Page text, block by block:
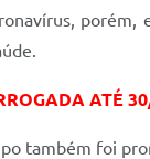
porém,
ATÉ
também foi